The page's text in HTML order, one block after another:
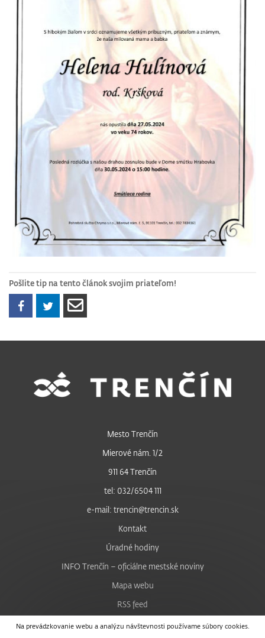
Pošlite tip na tento článok svojim priateľom!
Na prevádzkovanie webu a analýzu návštevnosti používame súbory cookies.
Mesto Trenčín
Mierové nám. 1/2
911 64 Trenčín
tel: 032/6504 111
e-mail: trencin@trencin.sk
Kontakt
Úradné hodiny
INFO Trenčín – oficiálne mestské noviny
Mapa webu
RSS feed
Nastavenie cookies